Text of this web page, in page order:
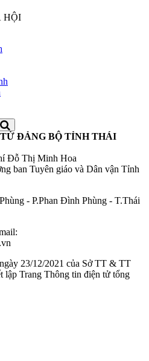
HỘI
ĐẢNG BỘ TỈNH THÁI
Đỗ Thị Minh Hoa
ban Tuyên giáo và Dân vận Tỉnh
- P.Phan Đình Phùng - T.Thái
23/12/2021 của Sở TT & TT
lập Trang Thông tin điện tử tổng